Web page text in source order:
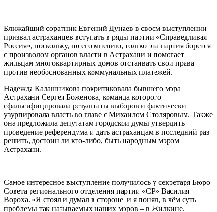
Ближайший соратник Евгений Дунаев в своем выступлении
призвал астраханцев вступать в ряды партии «Справедливая
Россия», поскольку, по его мнению, только эта партия борется
с произволом органов власти в Астрахани и помогает
жильцам многоквартирных домов отстаивать свои права
против необоснованных коммунальных платежей.
Надежда Калашникова покритиковала бывшего мэра
Астрахани Сергея Боженова, команда которого
сфальсифицировала результаты выборов и фактически
узурпировала власть во главе с Михаилом Столяровым. Также
она предложила депутатам городской думы утвердить
проведение референдума и дать астраханцам в последний раз
решить, достоин ли кто-либо, быть народным мэром
Астрахани.
Самое интересное выступление получилось у секретаря Бюро
Совета регионального отделения партии «СР» Василия
Вороха. «Я стоял и думал в стороне, и я понял, в чём суть
проблемы так называемых наших мэров – в Жилкине.